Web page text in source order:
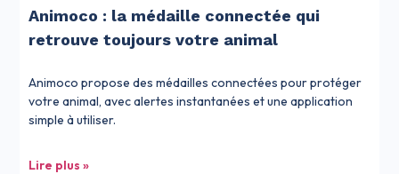
Animoco : la médaille connectée qui
retrouve toujours votre animal
Animoco propose des médailles connectées pour protéger
votre animal, avec alertes instantanées et une application
simple à utiliser.
Lire plus »